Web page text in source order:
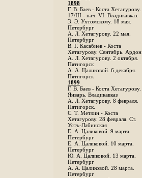
1898
Г. В. Баев - Коста Хетагурову.
17/III - нач. VI. Владикавказ.
Э. Э. Ухтомскому. 18 мая.
Петербург
A. Л. Хетагурову. 22 мая.
Петербург
B. Г. Касабиев - Коста
Хетагурову. Сентябрь. Ардон
А. Л. Хетагурову. 2 октября.
Пятигорск
А. А. Цаликовой. 6 декабря.
Пятигорск
1899
Г. В. Баев - Коста Хетагурову.
Январь. Владикавказ
А. Л. Хетагурову. 8 февраля.
Пятигорск.
С. Т. Метлин - Коста
Хетагурову. 28 февраля. Ст.
Устъ-Лабинская
Е. А. Цаликовой. 9 марта.
Петербург
Е. А. Цаликовой. 10 марта.
Петербург
Ю. А. Цаликовой. 13 марта.
Петербург
А. А. Цаликовой. 28 марта.
Петербург